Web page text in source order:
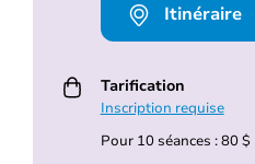
Itinéraire
Tarification
Inscription requise
Pour 10 séances : 80 $